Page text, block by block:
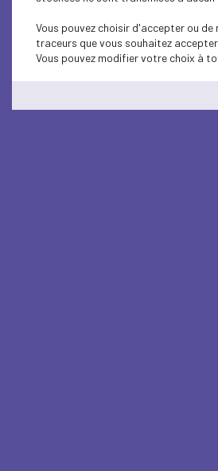
Vous pouvez choisir d'accepter ou
traceurs que vous souhaitez
Vous pouvez modifier votre choix à